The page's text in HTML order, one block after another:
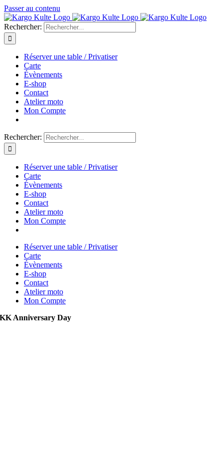
Passer au contenu
Rechercher:
Réserver une table / Privatiser
Carte
Évènements
E-shop
Contact
Atelier moto
Mon Compte
Rechercher:
Réserver une table / Privatiser
Carte
Évènements
E-shop
Contact
Atelier moto
Mon Compte
Réserver une table / Privatiser
Carte
Évènements
E-shop
Contact
Atelier moto
Mon Compte
KK Anniversary Day